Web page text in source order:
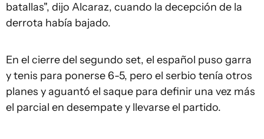
batallas", dijo Alcaraz, cuando la decepción de la
derrota había bajado.
En el cierre del segundo set, el español puso garra
y tenis para ponerse 6-5, pero el serbio tenía otros
planes y aguantó el saque para definir una vez más
el parcial en desempate y llevarse el partido.